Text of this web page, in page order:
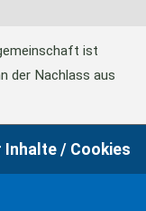
ist
der Nachlass aus
aus
Inhalte / Cookies